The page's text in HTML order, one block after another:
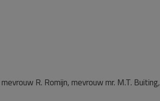
R. Romijn, mevrouw mr. M.T. Buiting,